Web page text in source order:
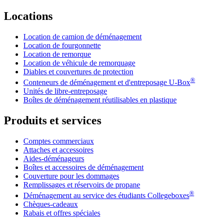
Locations
Location de camion de déménagement
Location de fourgonnette
Location de remorque
Location de véhicule de remorquage
Diables et couvertures de protection
Conteneurs de déménagement et d'entreposage U-Box®
Unités de libre-entreposage
Boîtes de déménagement réutilisables en plastique
Produits et services
Comptes commerciaux
Attaches et accessoires
Aides-déménageurs
Boîtes et accessoires de déménagement
Couverture pour les dommages
Remplissages et réservoirs de propane
Déménagement au service des étudiants Collegeboxes®
Chèques-cadeaux
Rabais et offres spéciales